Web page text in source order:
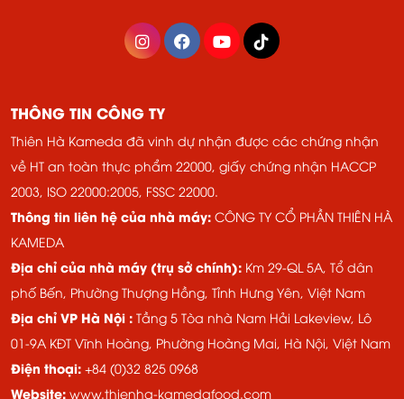
THÔNG TIN CÔNG TY
Thiên Hà Kameda đã vinh dự nhận được các chứng nhận
về HT an toàn thực phẩm 22000, giấy chứng nhận HACCP
2003, ISO 22000:2005, FSSC 22000.
Thông tin liên hệ của nhà máy: CÔNG TY CỔ PHẦN THIÊN HÀ
KAMEDA
Địa chỉ của nhà máy (trụ sở chính): Km 29-QL 5A, Tổ dân
phố Bến, Phường Thượng Hồng, Tỉnh Hưng Yên, Việt Nam
Địa chỉ VP Hà Nội : Tầng 5 Tòa nhà Nam Hải Lakeview, Lô
01-9A KĐT Vĩnh Hoàng, ​​Phường Hoàng Mai, Hà Nội, Việt Nam
Điện thoại: +84 (0)32 825 0968
Website: www.thienha-kamedafood.com